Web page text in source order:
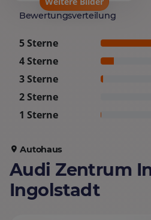
Bewertungsverteilung
5 Sterne
4 Sterne
3 Sterne
2 Sterne
1 Sterne
Autohaus
Audi Zentrum
Ingolstadt